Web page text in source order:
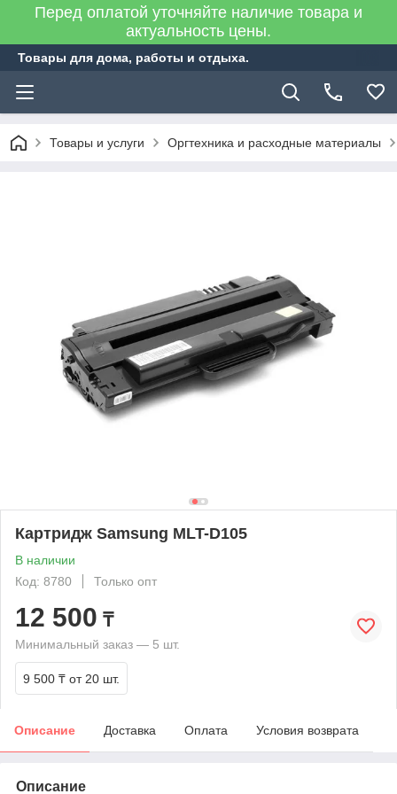
Перед оплатой уточняйте наличие товара и
актуальность цены.
Товары для дома, работы и отдыха.
Товары и услуги Оргтехника и расходные материалы
Картридж Samsung MLT-D105
В наличии
Код: 8780
Только опт
12 500 ₸
Минимальный заказ — 5 шт.
9 500 ₸ от 20 шт.
Описание Доставка Оплата Условия возврата
Описание